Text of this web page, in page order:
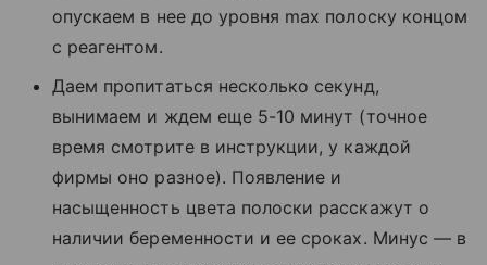
опускаем в нее до уровня max полоску концом
с реагентом.
Даем пропитаться несколько секунд,
вынимаем и ждем еще 5-10 минут (точное
время смотрите в инструкции, у каждой
фирмы оно разное). Появление и
насыщенность цвета полоски расскажут о
наличии беременности и ее сроках. Минус — в